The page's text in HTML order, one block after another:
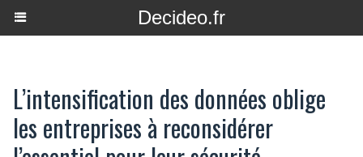
Decideo.fr
L’intensification des données oblige
les entreprises à reconsidérer